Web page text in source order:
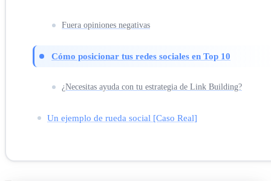
Fuera opiniones negativas
Cómo posicionar tus redes sociales en Top 10
¿Necesitas ayuda con tu estrategia de Link Building?
Un ejemplo de rueda social [Caso Real]